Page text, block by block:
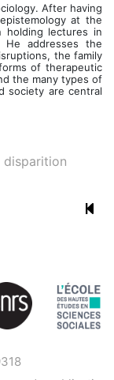
After having
at the
holding lectures in
He addresses the
the family
of therapeutic
the many types of
society are central
disparition